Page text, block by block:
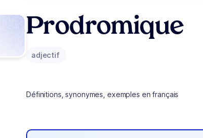
Prodromique
adjectif
Définitions, synonymes, exemples en français